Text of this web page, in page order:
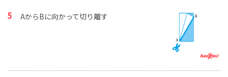
AからBに向かって切り離す